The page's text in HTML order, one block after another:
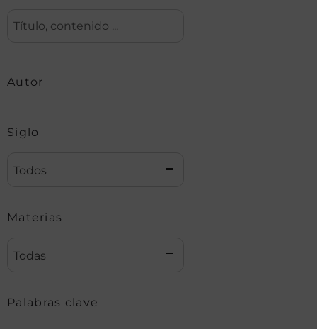
Autor
Siglo
Todos
Materias
Todas
Palabras clave